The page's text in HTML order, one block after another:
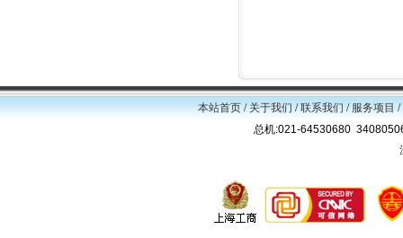
本站首页/关于我们/联系我们/服务项目/
总机:021-64530680